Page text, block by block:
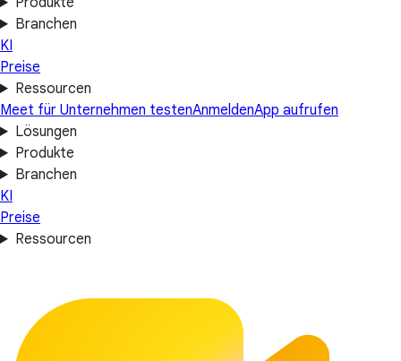
Branchen
KI
Preise
Ressourcen
Meet für Unternehmen testenAnmeldenApp aufrufen
Lösungen
Produkte
Branchen
KI
Preise
Ressourcen